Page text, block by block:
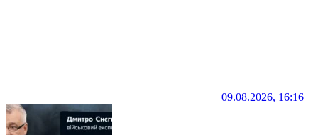
09.08.2026, 16:16